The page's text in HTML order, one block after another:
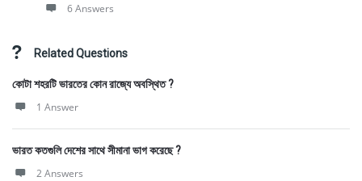
6 Answers
Related Questions
কোটা শহরটি ভারতের কোন রাজ্যে অবস্থিত ?
1 Answer
ভারত কতগুলি দেশের সাথে সীমানা ভাগ করেছে ?
2 Answers